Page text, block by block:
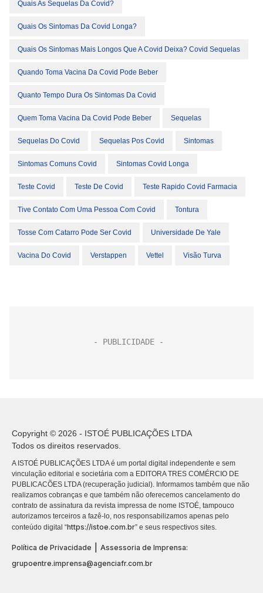
Quais As Sequelas Da Covid?
Quais Os Sintomas Da Covid Longa?
Quais Os Sintomas Mais Longos Que A Covid Deixa? Covid Sequelas
Quando Toma Vacina Da Covid Pode Beber
Quanto Tempo Dura Os Sintomas Da Covid
Quem Toma Vacina Da Covid Pode Beber Sequelas
Sequelas Do Covid Sequelas Pos Covid Sintomas
Sintomas Comuns Covid Sintomas Covid Longa
Teste Covid Teste De Covid Teste Rapido Covid Farmacia
Tive Contato Com Uma Pessoa Com Covid Tontura
Tosse Com Catarro Pode Ser Covid Universidade De Yale
Vacina Do Covid Verstappen Vettel Visão Turva
Copyright © 2026 - ISTOÉ PUBLICAÇÕES LTDA
Todos os direitos reservados.
A ISTOÉ PUBLICAÇÕES LTDA é um portal digital independente e sem
vinculação editorial e societária com a EDITORA TRES COMÉRCIO DE
PUBLICACÕES LTDA (recuperação judicial). Informamos também que não
realizamos cobranças e que também não oferecemos cancelamento do
contrato de assinatura da revista impressa de nome ISTOÉ, tampouco
autorizamos terceiros a fazê-lo, nos responsabilizamos apenas pelo
conteúdo digital “https://istoe.com.br” e seus respectivos sites.
Política de Privacidade
Assessoria de Imprensa:
grupoentre.imprensa@agenciafr.com.br